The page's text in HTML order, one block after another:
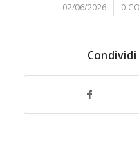
02/06/2026
/ 0 /